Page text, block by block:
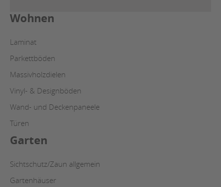
Wohnen
Laminat
Parkettböden
Massivholzdielen
Vinyl- & Designböden
Wand- und Deckenpaneele
Türen
Garten
Sichtschutz/Zaun allgemein
Gartenhäuser